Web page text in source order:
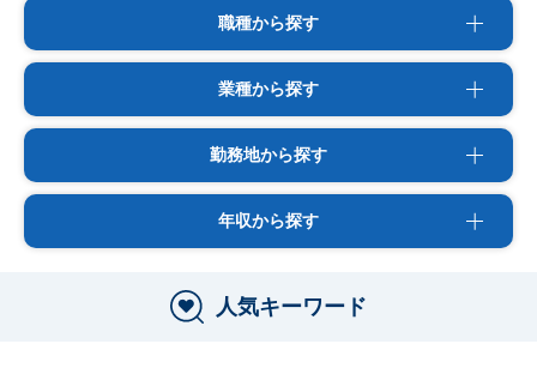
職種から探す
業種から探す
勤務地から探す
年収から探す
人気キーワード